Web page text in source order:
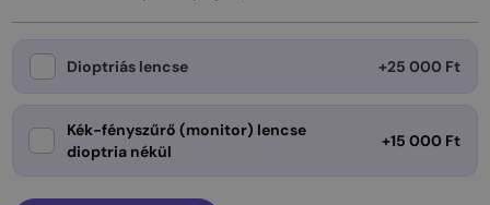
Dioptriás lencse +25 000 Ft
Kék-fényszűrő (monitor) lencse
dioptria nékül
+15 000 Ft